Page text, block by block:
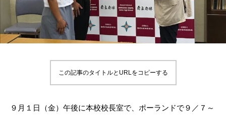
この記事のタイトルとURLをコピーする
９月１日（金）午後に本校校長室で、ポーランドで９／７～